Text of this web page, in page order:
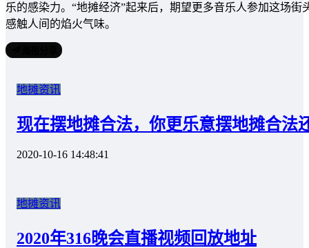
乐的感染力。“地摊经济”起来后，期望更多音乐人参加这场
感触人间的焰火气味。
地摊资讯
现在摆地摊合法，你更乐意摆地摊合法
2020-10-16 14:48:41
地摊资讯
2020年316晚会直播视频回放地址